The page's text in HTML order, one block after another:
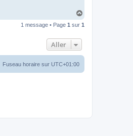
u
1 message • Page 1 sur 1
Aller
Fuseau horaire sur UTC+01:00